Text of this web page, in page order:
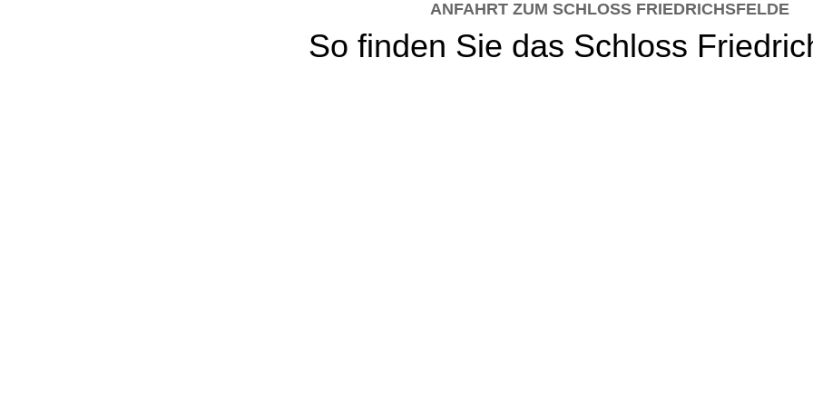
ANFAHRT ZUM SCHLOSS FRIEDRICHSFELDE
So finden Sie das Schloss